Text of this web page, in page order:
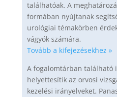
találhatóak. A
formában nyújtanak
urológiai témakörben
vágyók számára.
Tovább a kifejezésekhez »
A fogalomtárban található
helyettesítik az orvosi
kezelési irányelveket.